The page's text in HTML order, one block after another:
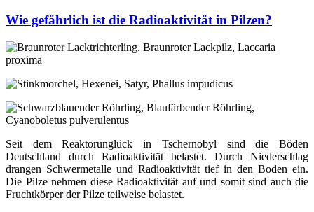
Wie gefährlich ist die Radioaktivität in Pilzen?
Seit dem Reaktorunglück in Tschernobyl sind die Böden
Deutschland durch Radioaktivität belastet. Durch Niederschlag
drangen Schwermetalle und Radioaktivität tief in den Boden ein.
Die Pilze nehmen diese Radioaktivität auf und somit sind auch die
Fruchtkörper der Pilze teilweise belastet.